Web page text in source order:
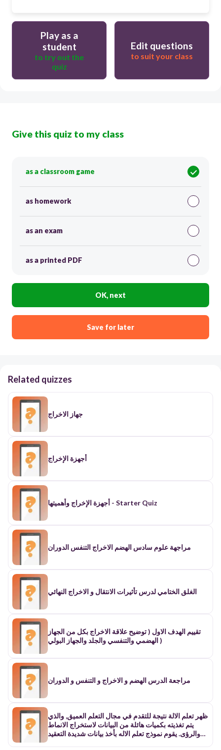
Play as a
student
to try out the
quiz
Edit questions
to suit your class
Give this quiz to my class
as a classroom game
as homework
as an exam
as a printed PDF
OK, next
Save for later
Related quizzes
جهاز الاخراج
أجهزة الإخراج
أجهزة الإخراج وأهميتها - Starter Quiz
مراجهة علوم سادس الهضم الاخراج التنفس الدوران
الغلق الختامي لدرس تأثيرات الانتقال و الاخراج النهائي
تقييم الهدف الاول ( توضيح علاقة الاخراج بكل من الجهاز
الهضمي والتنفسي والجلد والجهاز البولي )
مراجعة الدرس الهضم و الاخراج و التنفس و الدوران
ظهر تعلم الالة نتيجة للتقدم في مجال التعلم العميق, والذي
يتم تغذيته بكميات هائلة من البيانات لاستخراج الانماط
والرؤى. يقوم نموذج تعلم الاله بأخذ بيانات شديدة التعقيد